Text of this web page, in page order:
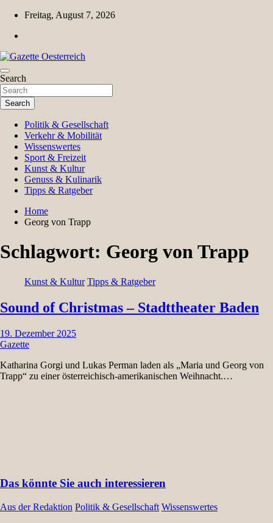
Skip
content
Freitag, August 7, 2026
Gazette Oesterreich
Magazin für Freizeit, Politik, Kultur & Wissenschaft
Search
Search
Politik & Gesellschaft
Verkehr & Mobilität
Wissenswertes
Sport & Freizeit
Kunst & Kultur
Genuss & Kulinarik
Tipps & Ratgeber
Home
Georg von Trapp
Schlagwort: Georg von Trapp
Kunst & Kultur Tipps & Ratgeber
Sound of Christmas – Stadttheater Baden
19. Dezember 2025
Gazette
Katharina Gorgi und Lukas Perman laden als „Maria und Georg von
Trapp“ zu einer österreichisch-amerikanischen Weihnacht.…
Das könnte Sie auch interessieren
Aus der Redaktion Politik & Gesellschaft Wissenswertes